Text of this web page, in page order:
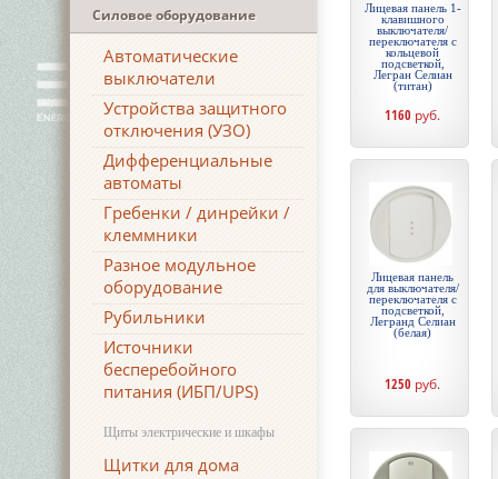
Силовое оборудование
Автоматические
выключатели
Устройства защитного
отключения (УЗО)
Дифференциальные
автоматы
Гребенки / динрейки /
клеммники
Разное модульное
оборудование
Рубильники
Источники
бесперебойного
питания (ИБП/UPS)
Щиты электрические и шкафы
Щитки для дома
Лицевая панель 1-
клавишного
выключателя/
переключателя с
кольцевой
подсветкой,
Легран Селиан
(титан)
1160 руб.
Лицевая панель
для выключателя/
переключателя с
подсветкой,
Легранд Селиан
(белая)
1250 руб.